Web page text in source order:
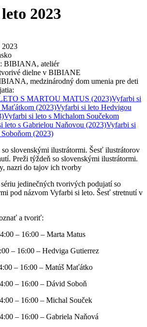
2023
2023
: BIBIANA, ateliér
dielne v BIBIANE
medzinárodný dom umenia pre deti
:
S MARTOU MATUS (2023)Vyfarbi si
Maťátkom (2023)Vyfarbi si leto Hedvigou
Vyfarbi si leto s Michalom Součekom
leto s Gabrielou Naňovou (2023)Vyfarbi si
(2023)
slovenskými ilustrátormi. Šesť ilustrátorov
Preži týždeň so slovenskými ilustrátormi.
nazri do tajov ich tvorby
jedinečných tvorivých podujatí so
pod názvom Vyfarbi si leto. Šesť stretnutí v
a tvoriť:
– 16:00 – Marta Matus
– 16:00 – Hedviga Gutierrez
– 16:00 – Matúš Maťátko
– 16:00 – Dávid Soboň
– 16:00 – Michal Souček
– 16:00 – Gabriela Naňová